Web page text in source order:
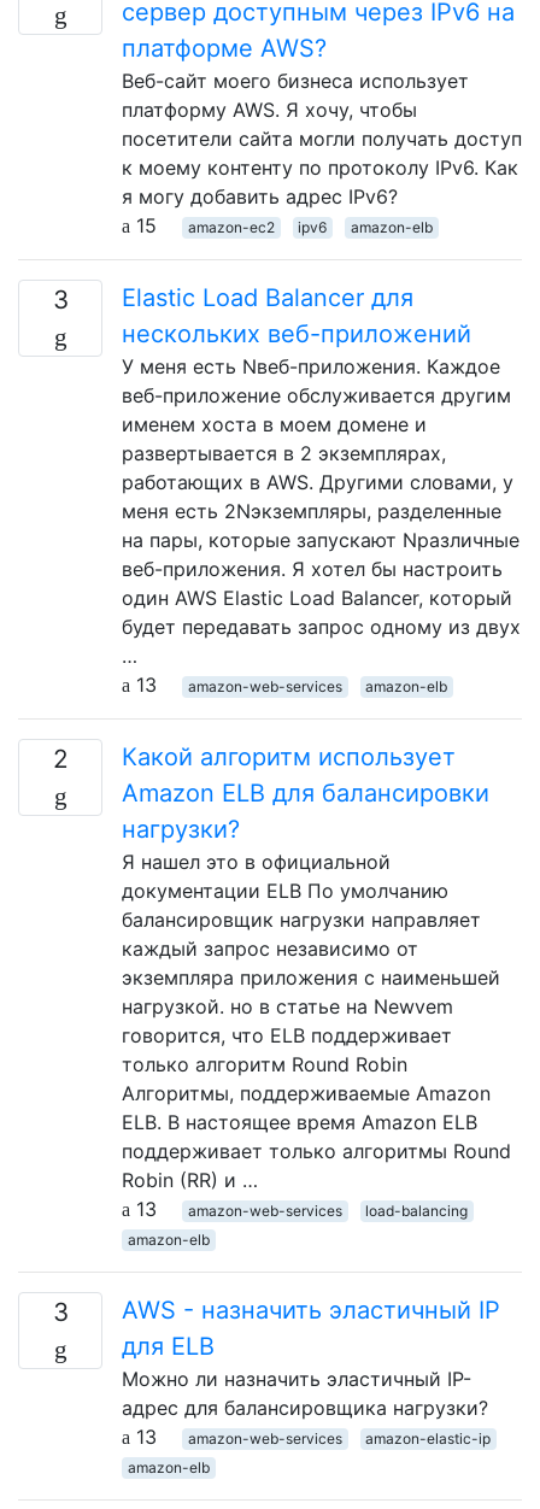
сервер доступным через IPv6 на
платформе AWS?
Веб-сайт моего бизнеса использует
платформу AWS. Я хочу, чтобы
посетители сайта могли получать доступ
к моему контенту по протоколу IPv6. Как
я могу добавить адрес IPv6?
15
amazon-ec2 ipv6 amazon-elb
3
Elastic Load Balancer для
нескольких веб-приложений
У меня есть Nвеб-приложения. Каждое
веб-приложение обслуживается другим
именем хоста в моем домене и
развертывается в 2 экземплярах,
работающих в AWS. Другими словами, у
меня есть 2Nэкземпляры, разделенные
на пары, которые запускают Nразличные
веб-приложения. Я хотел бы настроить
один AWS Elastic Load Balancer, который
будет передавать запрос одному из двух
…
13
amazon-web-services amazon-elb
2
Какой алгоритм использует
Amazon ELB для балансировки
нагрузки?
Я нашел это в официальной
документации ELB По умолчанию
балансировщик нагрузки направляет
каждый запрос независимо от
экземпляра приложения с наименьшей
нагрузкой. но в статье на Newvem
говорится, что ELB поддерживает
только алгоритм Round Robin
Алгоритмы, поддерживаемые Amazon
ELB. В настоящее время Amazon ELB
поддерживает только алгоритмы Round
Robin (RR) и …
13
amazon-web-services
load-balancing
amazon-elb
3
AWS - назначить эластичный IP
для ELB
Можно ли назначить эластичный IP-
адрес для балансировщика нагрузки?
13
amazon-web-services
amazon-elastic-ip
amazon-elb